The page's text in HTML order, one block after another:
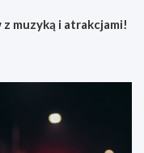
z muzyką i atrakcjami!